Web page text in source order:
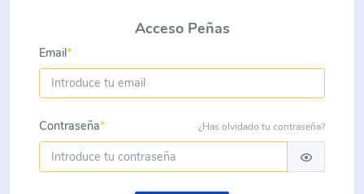
Acceso Peñas
Email*
¿Has olvidado tu contraseña?
Contraseña*